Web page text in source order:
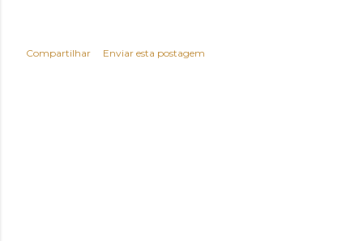
Compartilhar Enviar esta postagem